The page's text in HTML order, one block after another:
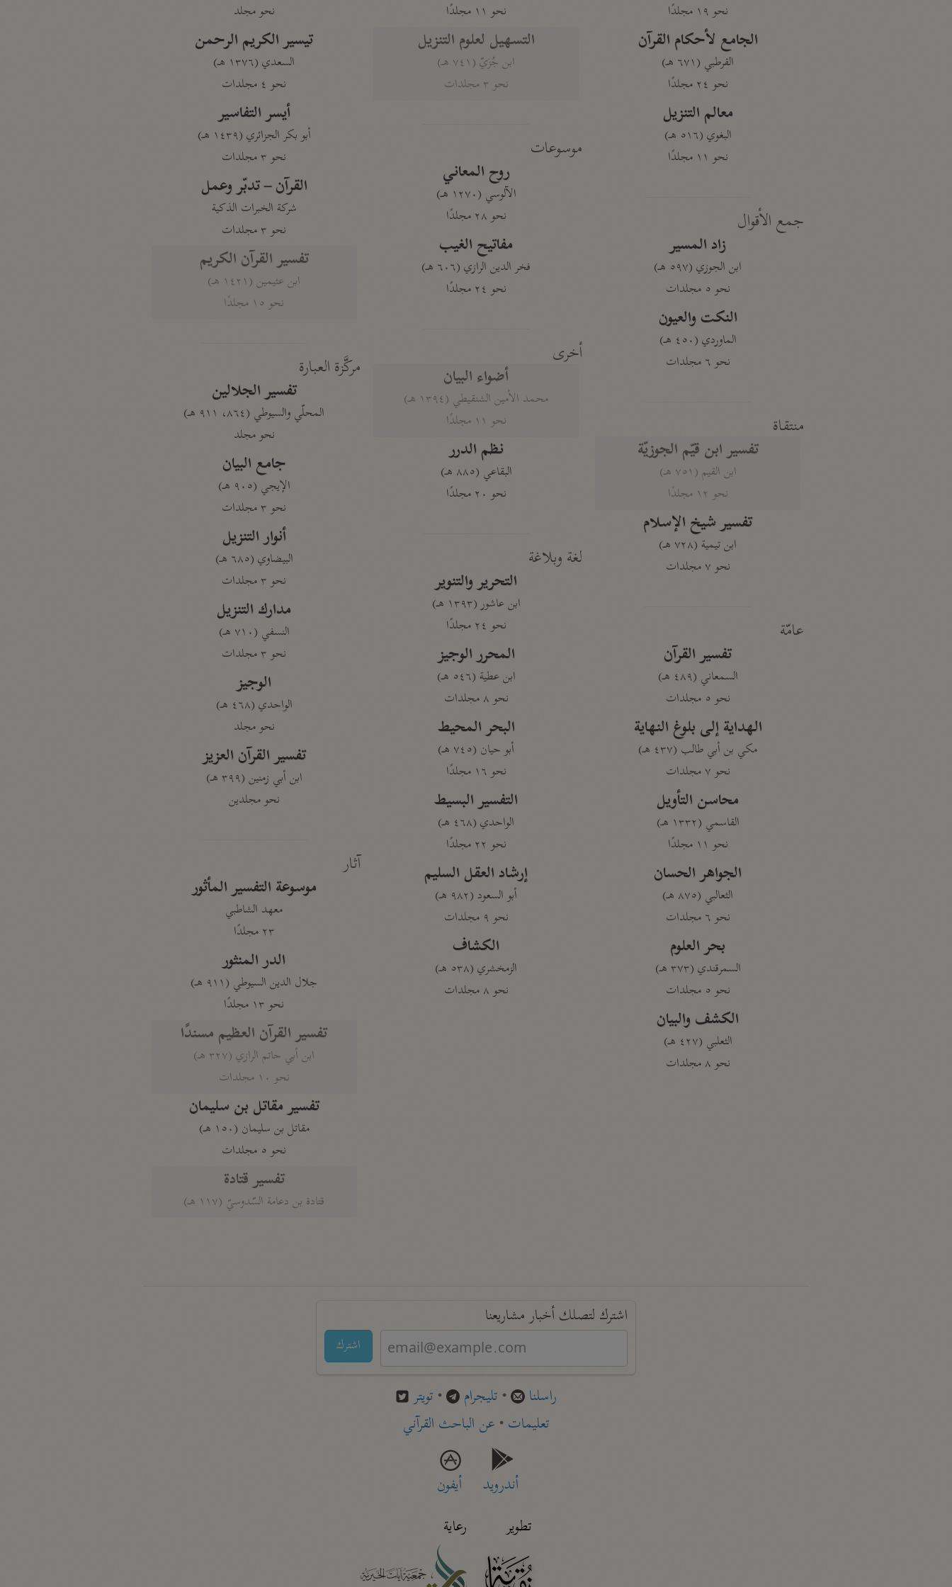
نحو ١٩ مجلدًا
الجامع لأحكام القرآن
القرطبي (٦٧١ هـ)
نحو ٢٤ مجلدًا
معالم التنزيل
البغوي (٥١٦ هـ)
نحو ١١ مجلدًا
جمع الأقوال
زاد المسير
ابن الجوزي (٥٩٧ هـ)
نحو ٥ مجلدات
النكت والعيون
الماوردي (٤٥٠ هـ)
نحو ٦ مجلدات
منتقاة
تفسير ابن قيّم الجوزيّة
ابن القيم (٧٥١ هـ)
نحو ١٢ مجلدًا
تفسير شيخ الإسلام
ابن تيمية (٧٢٨ هـ)
نحو ٧ مجلدات
عامّة
تفسير القرآن
السمعاني (٤٨٩ هـ)
نحو ٥ مجلدات
الهداية إلى بلوغ النهاية
مكي بن أبي طالب (٤٣٧ هـ)
نحو ٧ مجلدات
محاسن التأويل
القاسمي (١٣٣٢ هـ)
نحو ١١ مجلدًا
الجواهر الحسان
الثعالبي (٨٧٥ هـ)
نحو ٦ مجلدات
بحر العلوم
السمرقندي (٣٧٣ هـ)
نحو ٥ مجلدات
الكشف والبيان
الثعلبي (٤٢٧ هـ)
نحو ٨ مجلدات
نحو ١١ مجلدًا
التسهيل لعلوم التنزيل
ابن جُزَيّ (٧٤١ هـ)
نحو ٣ مجلدات
موسوعات
روح المعاني
الآلوسي (١٢٧٠ هـ)
نحو ٢٨ مجلدًا
مفاتيح الغيب
فخر الدين الرازي (٦٠٦ هـ)
نحو ٢٤ مجلدًا
أخرى
أضواء البيان
محمد الأمين الشنقيطي (١٣٩٤ هـ)
نحو ١١ مجلدًا
نظم الدرر
البقاعي (٨٨٥ هـ)
نحو ٢٠ مجلدًا
لغة وبلاغة
التحرير والتنوير
ابن عاشور (١٣٩٣ هـ)
نحو ٢٤ مجلدًا
المحرر الوجيز
ابن عطية (٥٤٦ هـ)
نحو ٨ مجلدات
البحر المحيط
أبو حيان (٧٤٥ هـ)
نحو ١٦ مجلدًا
التفسير البسيط
الواحدي (٤٦٨ هـ)
نحو ٢٢ مجلدًا
إرشاد العقل السليم
أبو السعود (٩٨٢ هـ)
نحو ٩ مجلدات
الكشاف
الزمخشري (٥٣٨ هـ)
نحو ٨ مجلدات
نحو مجلد
تيسير الكريم الرحمن
السعدي (١٣٧٦ هـ)
نحو ٤ مجلدات
أيسر التفاسير
أبو بكر الجزائري (١٤٣٩ هـ)
نحو ٣ مجلدات
القرآن – تدبّر وعمل
شركة الخبرات الذكية
نحو ٣ مجلدات
تفسير القرآن الكريم
ابن عثيمين (١٤٢١ هـ)
نحو ١٥ مجلدًا
مركَّزة العبارة
تفسير الجلالين
المحلّي والسيوطي (٨٦٤، ٩١١ هـ)
نحو مجلد
جامع البيان
الإيجي (٩٠٥ هـ)
نحو ٣ مجلدات
أنوار التنزيل
البيضاوي (٦٨٥ هـ)
نحو ٣ مجلدات
مدارك التنزيل
النسفي (٧١٠ هـ)
نحو ٣ مجلدات
الوجيز
الواحدي (٤٦٨ هـ)
نحو مجلد
تفسير القرآن العزيز
ابن أبي زمنين (٣٩٩ هـ)
نحو مجلدين
آثار
موسوعة التفسير المأثور
معهد الشاطبي
٢٣ مجلدًا
الدر المنثور
جلال الدين السيوطي (٩١١ هـ)
نحو ١٣ مجلدًا
تفسير القرآن العظيم مسندًا
ابن أبي حاتم الرازي (٣٢٧ هـ)
نحو ١٠ مجلدات
تفسير مقاتل بن سليمان
مقاتل بن سليمان (١٥٠ هـ)
نحو ٥ مجلدات
تفسير قتادة
قتادة بن دعامة السّدوسيّ (١١٧ هـ)
اشترك لتصلك أخبار مشاريعنا
اشترك
راسلنا • تليجرام • تويتر
تعليمات• عن الباحث القرآني
أندرويد
أيفون
تطوير
رعاية